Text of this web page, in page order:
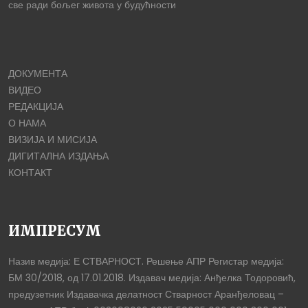
све ради бољег живота у будућности
ДОКУМЕНТА
ВИДЕО
РЕДАКЦИЈА
О НАМА
ВИЗИЈА И МИСИЈА
ДИГИТАЛНА ИЗДАЊА
КОНТАКТ
ИМПРЕСУМ
Назив медија: Е СТВАРНОСТ. Решење АПР Регистар медија:
БМ 30/2018, од 17.01.2018. Издавач медија: Анђелка Тодоровић,
предузетник Издавачка делатност Стварност Аранђеловац –